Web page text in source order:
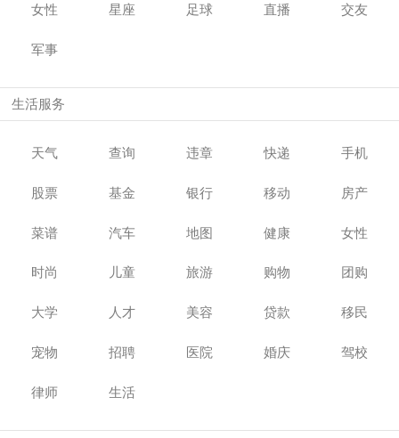
女性 星座 足球 直播 交友
军事
生活服务
天气 查询 违章 快递 手机
股票 基金 银行 移动 房产
菜谱 汽车 地图 健康 女性
时尚 儿童 旅游 购物 团购
大学 人才 美容 贷款 移民
宠物 招聘 医院 婚庆 驾校
律师 生活